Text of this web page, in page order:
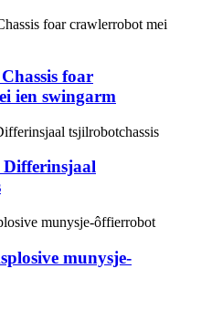
foar
ien swingarm
munysje-